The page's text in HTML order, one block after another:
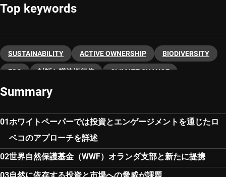
Top keywords
SUSTAINABILITY ACTIVE OWNERSHIP BIODIVERSITY
ESG 対話と議決権行使 CLIMATE CHANGE
Summary
ホワイトペーパーでは投資とエンゲージメントを通じたロ
ベコのアプローチを詳述
世界自然保護基金（WWF）オランダ支部と新たに提携